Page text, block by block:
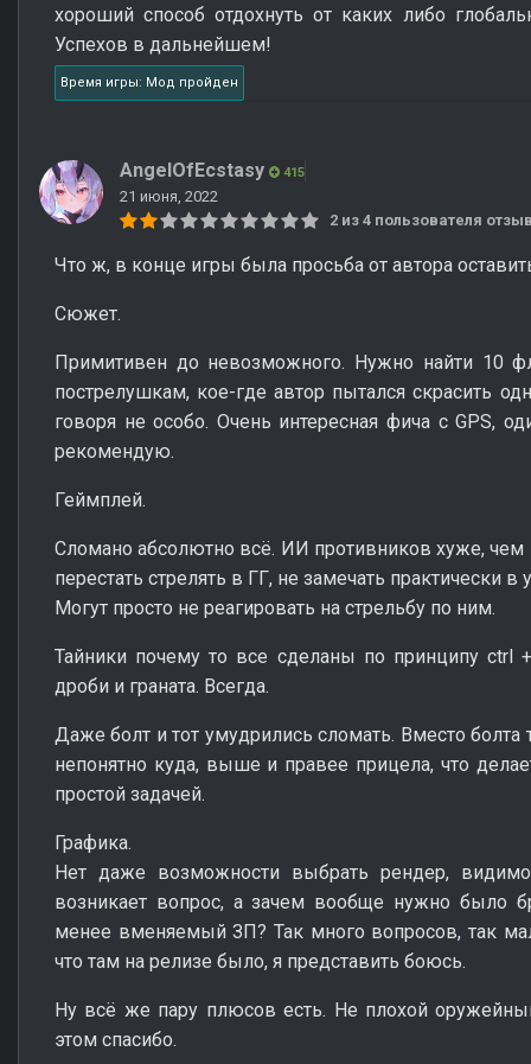
хороший способ отдохнуть от каких либо
Успехов в дальнейшем!
Время игры: Мод пройден
AngelOfEcstasy 415
21 июня, 2022
2 из 4 пользователя
Что ж, в конце игры была просьба от автора
Сюжет.
Примитивен до невозможного. Нужно найти 10
пострелушкам, кое-где автор пытался скрасить
говоря не особо. Очень интересная фича с GPS,
рекомендую.
Геймплей.
Сломано абсолютно всё. ИИ противников хуже, чем
перестать стрелять в ГГ, не замечать практически
Могут просто не реагировать на стрельбу по ним.
Тайники почему то все сделаны по принципу
дроби и граната. Всегда.
Даже болт и тот умудрились сломать. Вместо
непонятно куда, выше и правее прицела, что
простой задачей.
Графика.
Нет даже возможности выбрать рендер,
возникает вопрос, а зачем вообще нужно было
менее вменяемый ЗП? Так много вопросов, так
что там на релизе было, я представить боюсь.
Ну всё же пару плюсов есть. Не плохой
этом спасибо.